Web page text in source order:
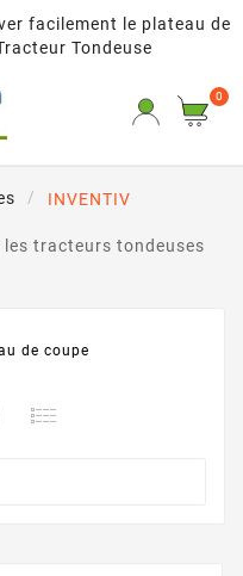
facilement le plateau de
Tondeuse
0
INVENTIV
les tracteurs tondeuses
de coupe